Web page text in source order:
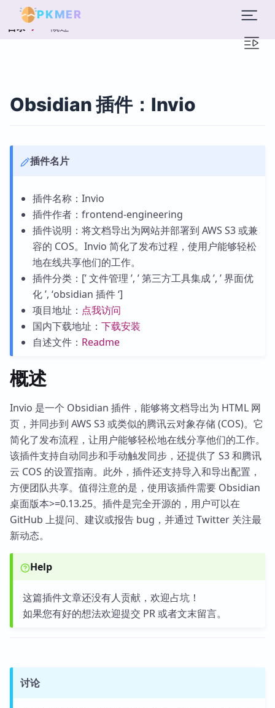
PKMER
目录 概述
Obsidian 插件：Invio
插件名片
插件名称：Invio
插件作者：frontend-engineering
插件说明：将文档导出为网站并部署到 AWS S3 或兼
容的 COS。Invio 简化了发布过程，使用户能够轻松
地在线共享他们的工作。
插件分类：[’ 文件管理 ’, ’ 第三方工具集成 ’, ’ 界面优
化 ’, ‘obsidian 插件 ‘]
项目地址： 点我访问
国内下载地址： 下载安装
自述文件： Readme
概述
Invio 是一个 Obsidian 插件，能够将文档导出为 HTML 网
页，并同步到 AWS S3 或类似的腾讯云对象存储 (COS)。它
简化了发布流程，让用户能够轻松地在线分享他们的工作。
该插件支持自动同步和手动触发同步，还提供了 S3 和腾讯
云 COS 的设置指南。此外，插件还支持导入和导出配置，
方便团队共享。值得注意的是，使用该插件需要 Obsidian
桌面版本>=0.13.25。插件是完全开源的，用户可以在
GitHub 上提问、建议或报告 bug，并通过 Twitter 关注最
新动态。
Help
这篇插件文章还没有人贡献，欢迎占坑！
如果您有好的想法欢迎提交 PR 或者文末留言。
讨论